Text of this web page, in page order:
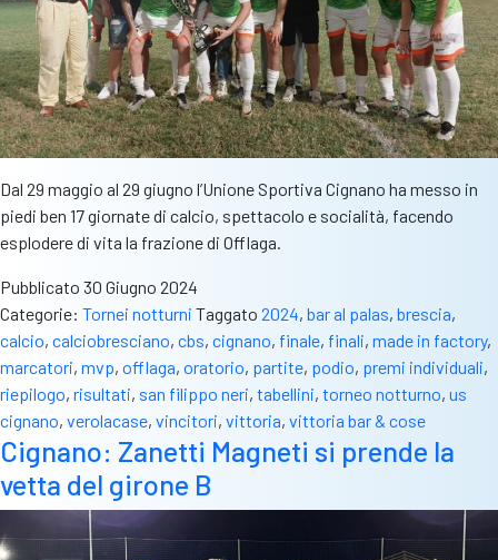
Dal 29 maggio al 29 giugno l’Unione Sportiva Cignano ha messo in
piedi ben 17 giornate di calcio, spettacolo e socialità, facendo
esplodere di vita la frazione di Offlaga.
Pubblicato 30 Giugno 2024
Categorie: Tornei notturni Taggato 2024, bar al palas, brescia,
calcio, calciobresciano, cbs, cignano, finale, finali, made in factory,
marcatori, mvp, offlaga, oratorio, partite, podio, premi individuali,
riepilogo, risultati, san filippo neri, tabellini, torneo notturno, us
cignano, verolacase, vincitori, vittoria, vittoria bar & cose
Cignano: Zanetti Magneti si prende la
vetta del girone B